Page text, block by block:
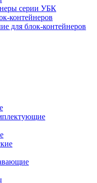
серии УБК
контейнеров
для блок-контейнеров